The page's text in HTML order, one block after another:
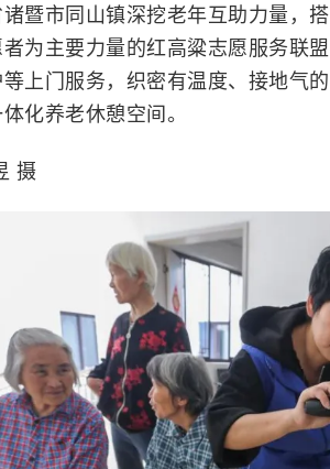
暨市同山镇深挖老年互助力量，
为主要力量的红高粱志愿服务联
上门服务，织密有温度、接地气
化养老休憩空间。
摄